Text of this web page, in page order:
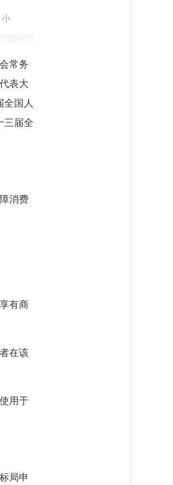
小
常务
表大
国人
三届全
消费
有商
在该
用于
局申